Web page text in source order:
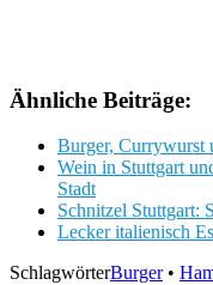
Ähnliche Beiträge:
Burger, Currywurst
Wein in Stuttgart
Stadt
Schnitzel Stuttgart:
Lecker italienisch
SchlagwörterBurger•